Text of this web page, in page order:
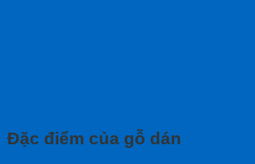
Đặc điểm của gỗ dán